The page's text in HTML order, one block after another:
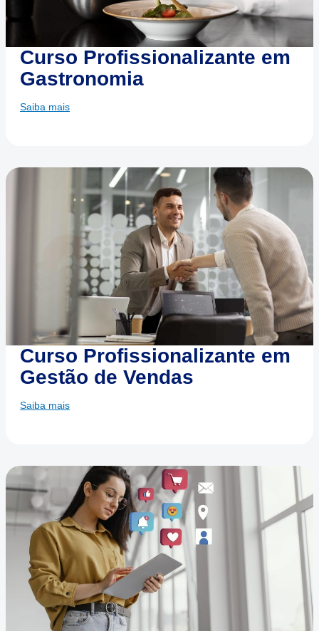
Curso Profissionalizante em
Gastronomia
Saiba mais
Curso Profissionalizante em
Gestão de Vendas
Saiba mais